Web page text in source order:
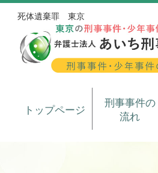
死体遺棄罪 東京
トップページ
刑事事件の
流れ